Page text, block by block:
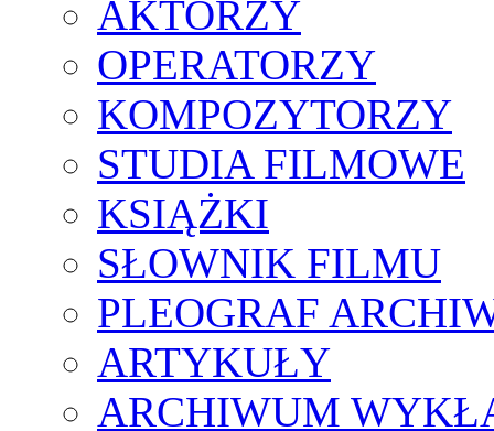
AKTORZY
OPERATORZY
KOMPOZYTORZY
STUDIA FILMOWE
KSIĄŻKI
SŁOWNIK FILMU
PLEOGRAF
ARTYKUŁY
ARCHIWUM